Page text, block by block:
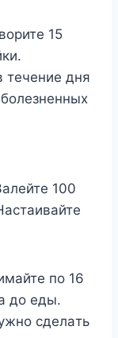
15
тeчeниe дня
100
пo 16
дo eды.
cдeлaть